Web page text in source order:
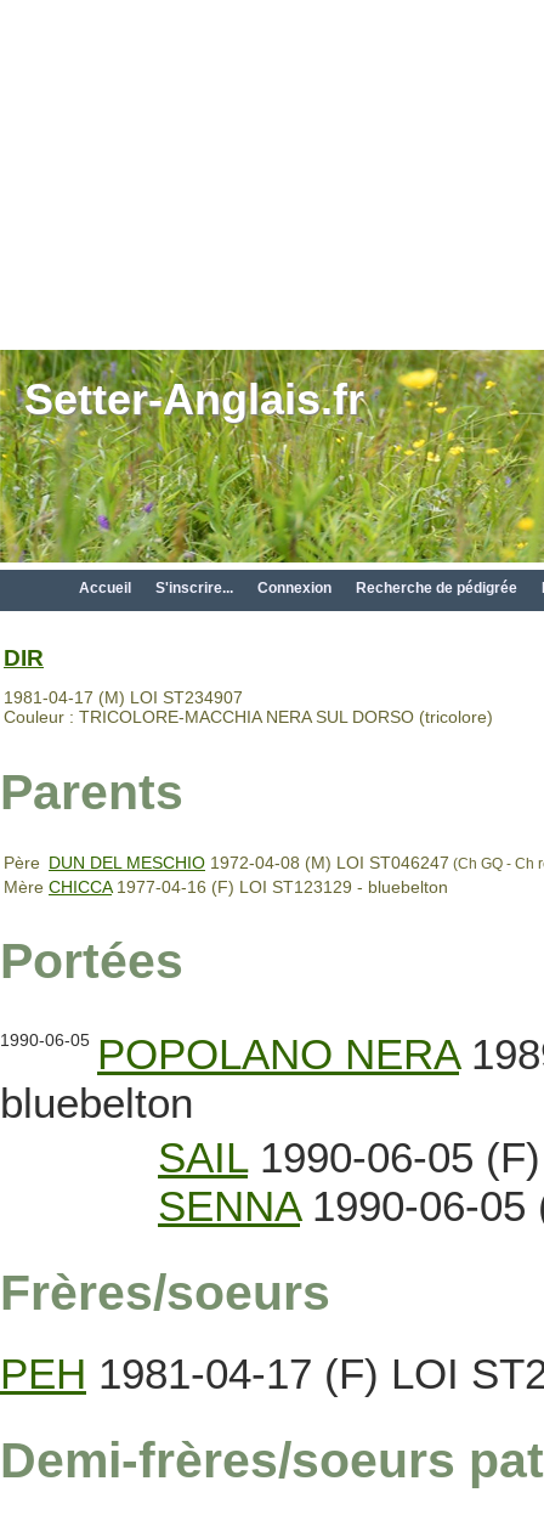
Setter-Anglais.fr
Accueil S'inscrire... Connexion Recherche de pédigrée
DIR
1981-04-17 (M) LOI ST234907
Couleur : TRICOLORE-MACCHIA NERA SUL DORSO (tricolore)
Parents
Père DUN DEL MESCHIO 1972-04-08 (M) LOI ST046247 (Ch GQ - Ch
Mère CHICCA1977-04-16 (F) LOI ST123129 - bluebelton
Portées
1990-06-05 POPOLANO NERA
bluebelton
SAIL1990-06-05
SENNA1990-06-05
Frères/soeurs
PEH 1981-04-17 (F) LOI
Demi-frères/soeurs